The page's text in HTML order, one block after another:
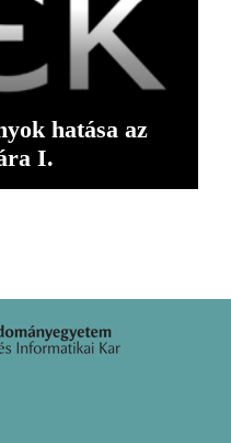
hatása az
I.